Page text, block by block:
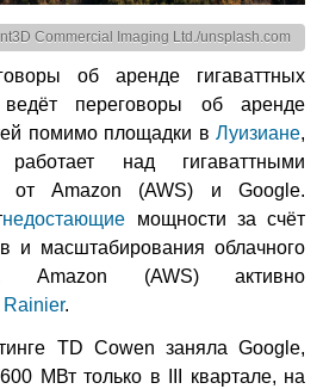
Commercial Imaging Ltd./unsplash.com
об аренде гигаваттных
переговоры об аренде
помимо площадки в Луизиане,
над гигаваттными
от Amazon (AWS) и Google.
недостающие мощности за счёт
и масштабирования облачного
Amazon (AWS) активно
Rainier.
TD Cowen заняла Google,
МВт только в III квартале, на